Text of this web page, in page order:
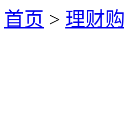
首页 > 理财